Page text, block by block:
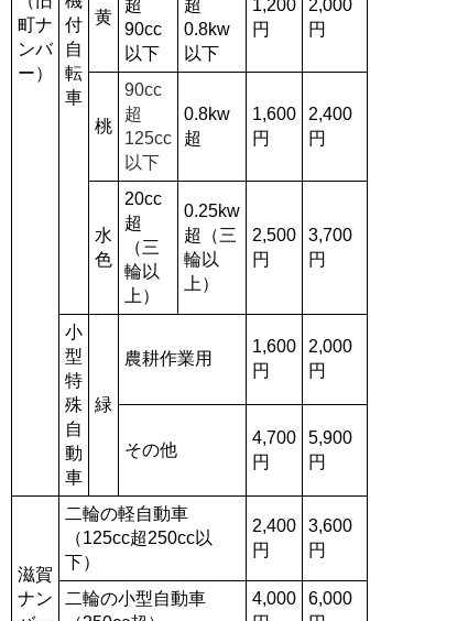
町ナ
ンバ
ー）
付
自
転
車
黄
超
90cc
以下
超
0.8kw
以下
1,200
円
2,000
円
桃
90cc
超
125cc
以下
0.8kw
超
1,600
円
2,400
円
水
色
20cc
超
（三
輪以
上）
0.25kw
超（三
輪以
上）
2,500
円
3,700
円
小
型
特
殊
自
動
車
緑
農耕作業用
1,600
円
2,000
円
その他
4,700
円
5,900
円
滋賀
ナン
二輪の軽自動車
（125cc超250cc以
下）
2,400
円
3,600
円
二輪の小型自動車
4,000
6,000